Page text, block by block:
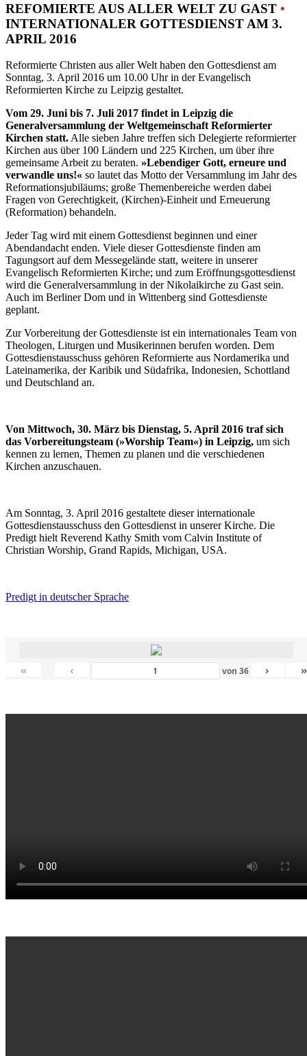
REFOMIERTE AUS ALLER WELT ZU GAST •
INTERNATIONALER GOTTESDIENST AM 3.
APRIL 2016
Reformierte Christen aus aller Welt haben den Gottesdienst am
Sonntag, 3. April 2016 um 10.00 Uhr in der Evangelisch
Reformierten Kirche zu Leipzig gestaltet.
Vom 29. Juni bis 7. Juli 2017 findet in Leipzig die
Generalversammlung der Weltgemeinschaft Reformierter
Kirchen statt.Alle sieben Jahre treffen sich Delegierte reformierter
Kirchen aus über 100 Ländern und 225 Kirchen, um über ihre
gemeinsame Arbeit zu beraten. »Lebendiger Gott, erneure und
verwandle uns!« so lautet das Motto der Versammlung im Jahr des
Reformationsjubiläums; große Themenbereiche werden dabei
Fragen von Gerechtigkeit, (Kirchen)-Einheit und Erneuerung
(Reformation) behandeln.
Jeder Tag wird mit einem Gottesdienst beginnen und einer
Abendandacht enden. Viele dieser Gottesdienste finden am
Tagungsort auf dem Messegelände statt, weitere in unserer
Evangelisch Reformierten Kirche; und zum Eröffnungsgottesdienst
wird die Generalversammlung in der Nikolaikirche zu Gast sein.
Auch im Berliner Dom und in Wittenberg sind Gottesdienste
geplant.
Zur Vorbereitung der Gottesdienste ist ein internationales Team von
Theologen, Liturgen und Musikerinnen berufen worden. Dem
Gottesdienstausschuss gehören Reformierte aus Nordamerika und
Lateinamerika, der Karibik und Südafrika, Indonesien, Schottland
und Deutschland an.
Von Mittwoch, 30. März bis Dienstag, 5. April 2016 traf sich
das Vorbereitungsteam (»Worship Team«) in Leipzig, um sich
kennen zu lernen, Themen zu planen und die verschiedenen
Kirchen anzuschauen.
Am Sonntag, 3. April 2016 gestaltete dieser internationale
Gottesdienstausschuss den Gottesdienst in unserer Kirche. Die
Predigt hielt Reverend Kathy Smith vom Calvin Institute of
Christian Worship, Grand Rapids, Michigan, USA.
Predigt in deutscher Sprache
« ‹ von 36 › »